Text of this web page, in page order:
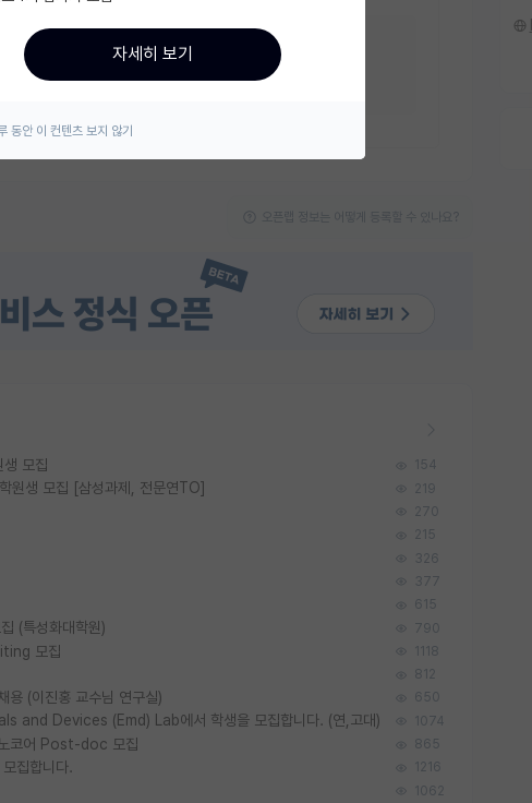
지금 연구실 모집중이에요!
대학원생 박사후연구원
오픈랩 정보는 어떻게 등록할 수 있나요?
모집 154
생 모집 [삼성과제, 전문연TO] 219
270
215
326
377
615
(특성화대학원) 790
모집 1118
812
용 (이진홍 교수님 연구실) 650
and Devices (Emd) Lab에서 학생을 모집합니다. (연,고대) 1074
코어 Post-doc 모집 865
집합니다. 1216
1062
자세히 보기
동안 이 컨텐츠 보지 않기